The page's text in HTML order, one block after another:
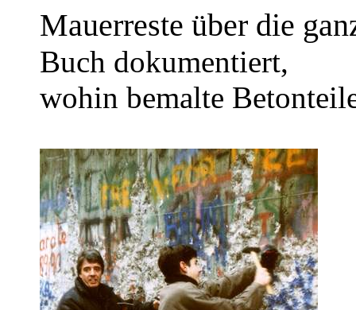
Mauerreste über die
Buch dokumentiert,
wohin bemalte